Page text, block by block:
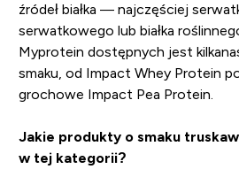
źródeł białka — najczęściej
serwatkowego lub białka
Myprotein dostępnych jest
smaku, od Impact Whey Protein
grochowe Impact Pea Protein.
Jakie produkty o smaku
w tej kategorii?